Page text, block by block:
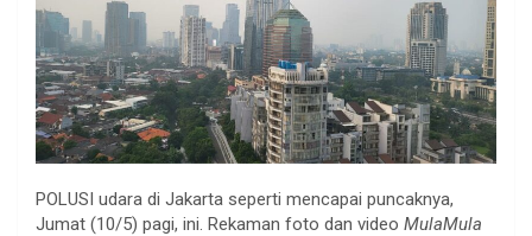
POLUSI udara di Jakarta seperti mencapai puncaknya,
Jumat (10/5) pagi, ini. Rekaman foto dan video MulaMula